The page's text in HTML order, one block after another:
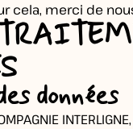
cela, merci de
données